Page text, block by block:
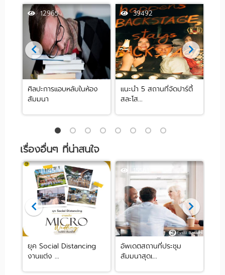
12965
ศิลปะการแอบหลับในห้อง
สัมมนา
39492
แนะนำ 5 สถานที่จัดปาร์ตี้
สละโส...
เรื่องอื่นๆ ที่น่าสนใจ
11145
ยุค Social Distancing
งานแต่ง ...
15561
อัพเดตสถานที่ประชุม
สัมมนาสุดเ...